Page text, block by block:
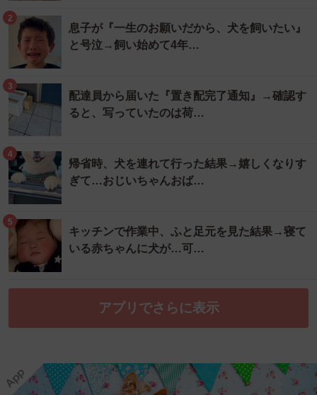
2
息子が『一生のお願いだから、犬を飼いたい』
と号泣→飼い始めて4年…
3
配達員から届いた『置き配完了通知』→確認す
ると、写っていたのは荷…
4
帰省時、犬を連れて行った結果→嬉しくなりす
ぎて…おじいちゃんおば…
5
キッチンで作業中、ふと足元を見た結果→寝て
いる赤ちゃんに犬が…可…
アプリでさらに表示